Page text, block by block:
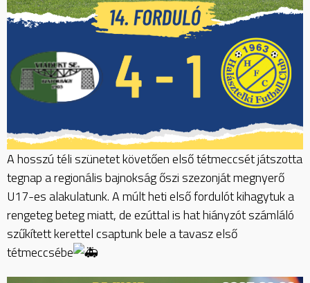
A hosszú téli szünetet követően első tétmeccsét játszotta
tegnap a regionális bajnokság őszi szezonját megnyerő
U17-es alakulatunk. A múlt heti első fordulót kihagytuk a
rengeteg beteg miatt, de ezúttal is hat hiányzót számláló
szűkített kerettel csaptunk bele a tavasz első
tétmeccsébe